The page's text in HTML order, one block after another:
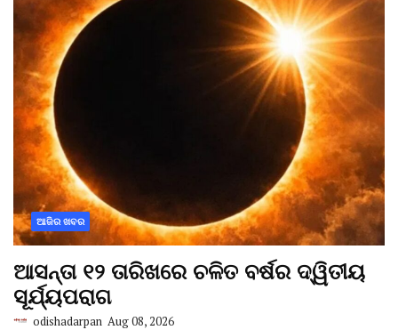
ଆଜିର ଖବର
ଆସନ୍ତା ୧୨ ତାରିଖରେ ଚଳିତ ବର୍ଷର ଦ୍ୱିତୀୟ
ସୂର୍ଯ୍ୟପରାଗ
odishadarpan Aug 08, 2026